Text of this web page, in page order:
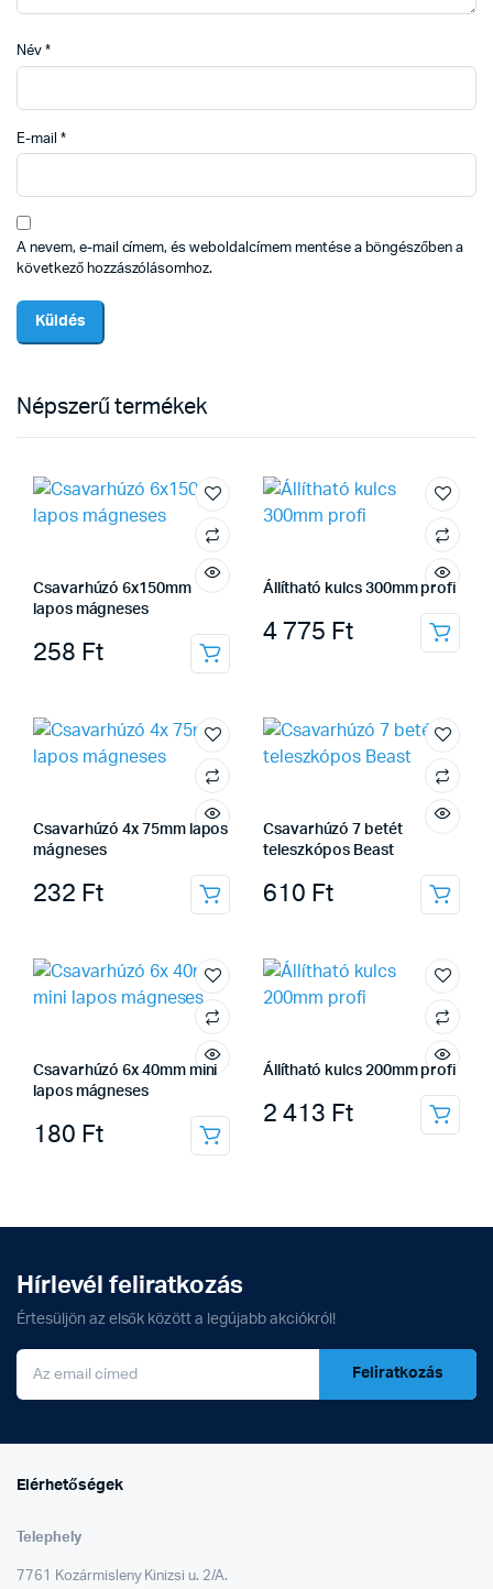
Név *
E-mail *
A nevem, e-mail címem, és weboldalcímem mentése a böngészőben a
következő hozzászólásomhoz.
Népszerű termékek
Csavarhúzó 6x150mm
lapos mágneses
258 Ft
Állítható kulcs 300mm profi
4 775 Ft
Csavarhúzó 4x 75mm lapos
mágneses
232 Ft
Csavarhúzó 7 betét
teleszkópos Beast
610 Ft
Csavarhúzó 6x 40mm mini
lapos mágneses
180 Ft
Állítható kulcs 200mm profi
2 413 Ft
Hírlevél feliratkozás
Értesüljön az elsők között a legújabb akciókról!
Feliratkozás
Elérhetőségek
Telephely
7761 Kozármisleny Kinizsi u. 2/A.